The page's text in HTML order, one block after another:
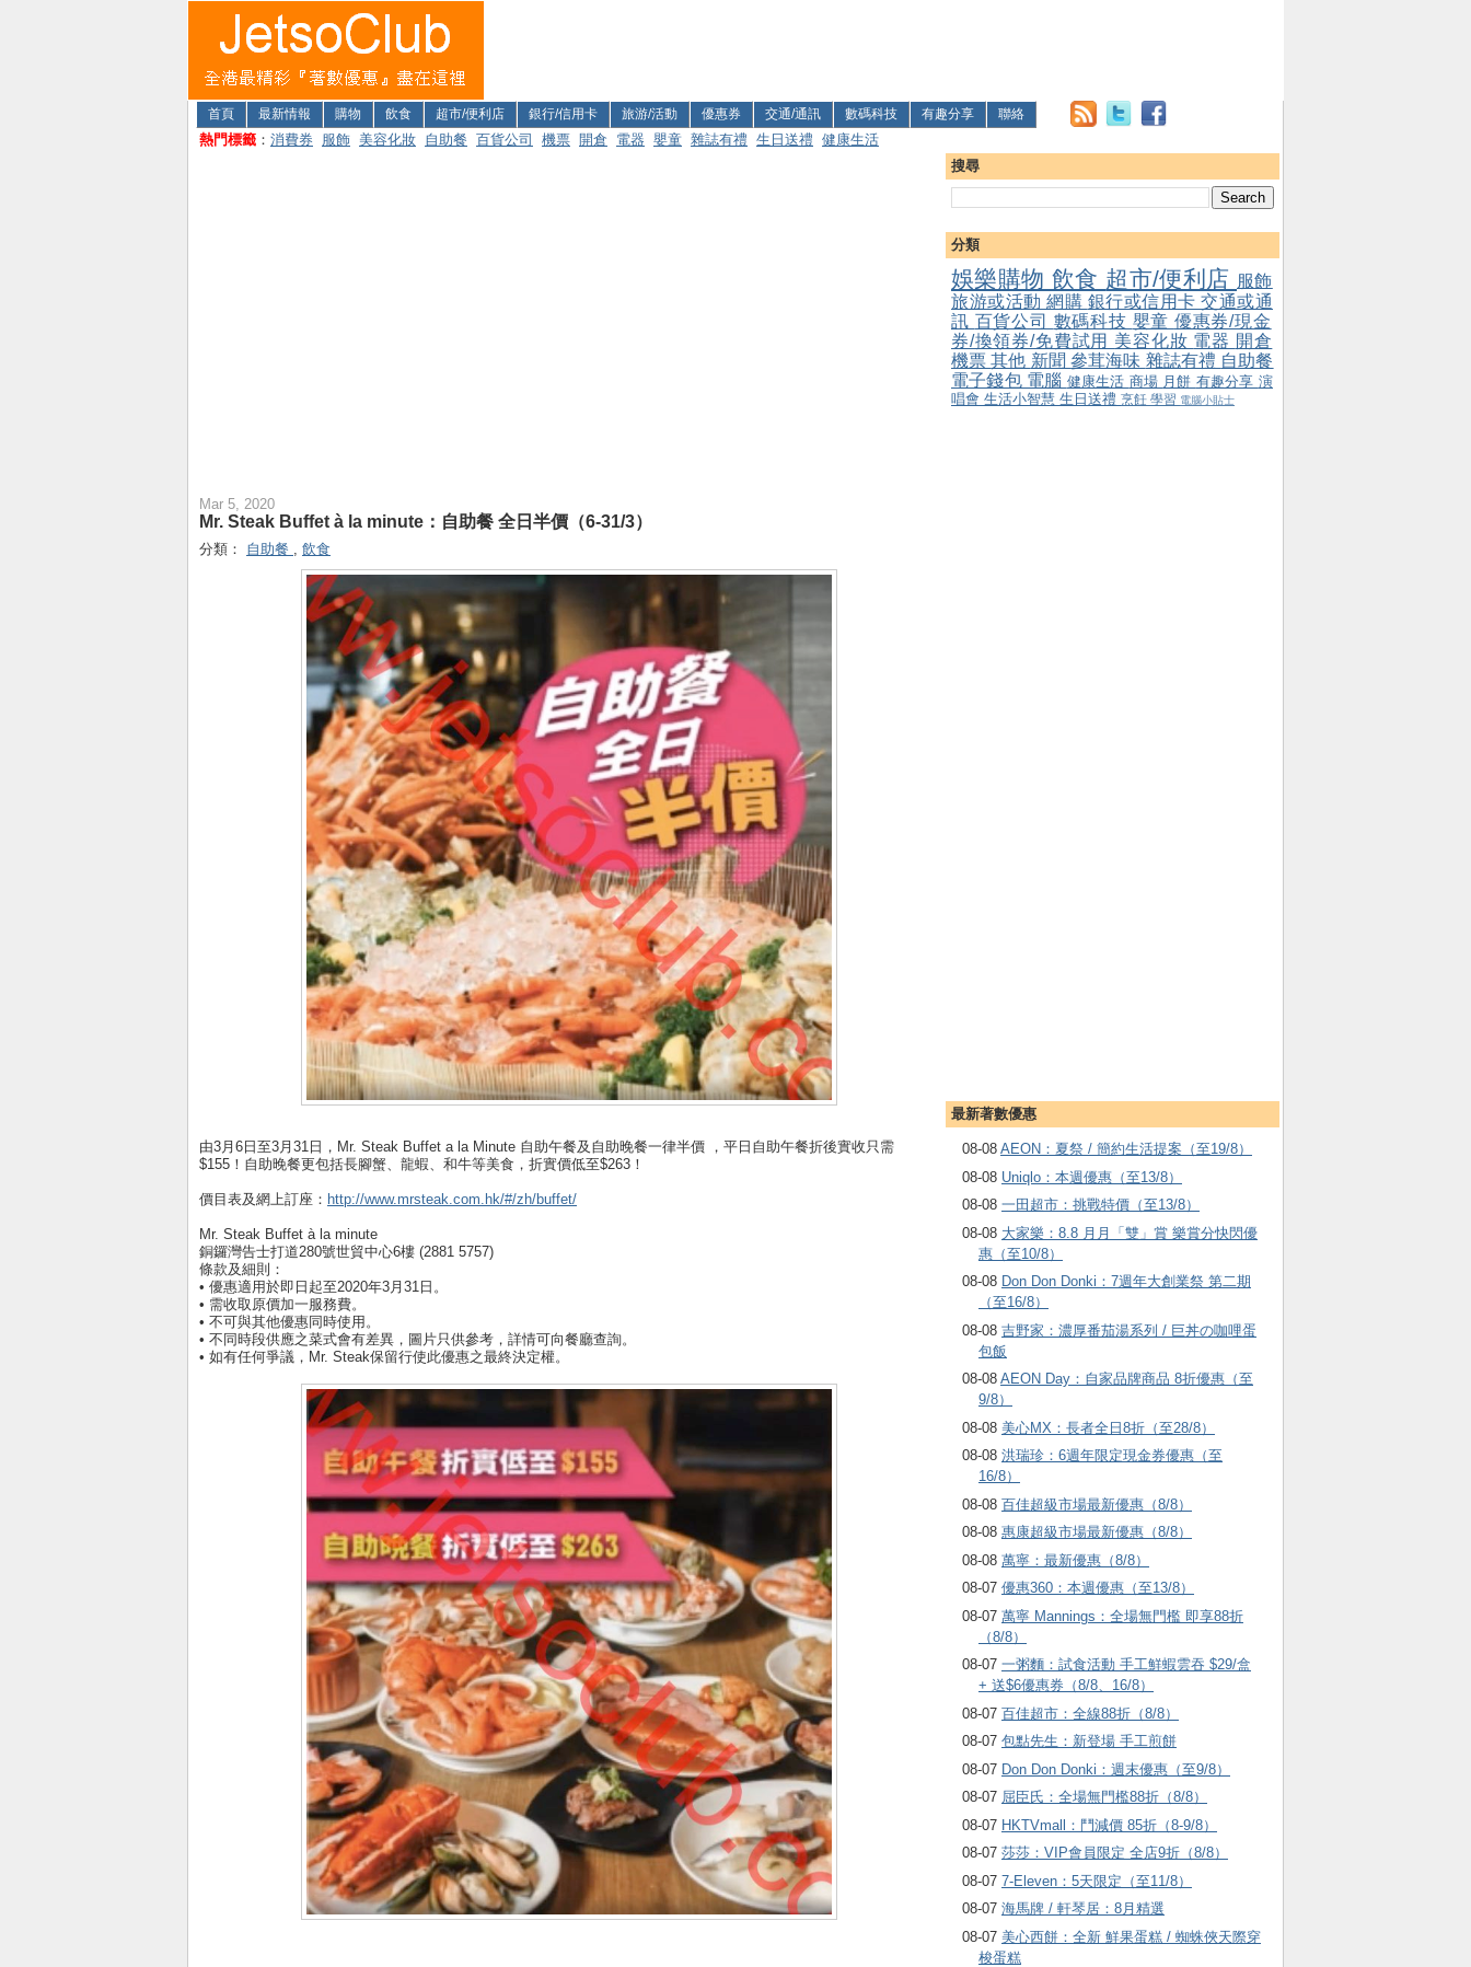
首頁 最新情報 購物 飲食 超市/便利店 銀行/信用卡 旅游/活動 優惠券 交通/通訊 數碼科技 有趣分享 聯絡
熱門標籤 ： 消費券 服飾 美容化妝 自助餐 百貨公司 機票 開倉 電器 嬰童 雜誌有禮 生日送禮 健康生活
搜尋
分類
娛樂購物 飲食 超市/便利店 服飾
旅游或活動 網購 銀行或信用卡 交通或通
訊 百貨公司 數碼科技 嬰童 優惠券/現金
券/換領券/免費試用 美容化妝 電器 開倉
機票其他 新聞參茸海味 雜誌有禮 自助餐
電子錢包 電腦 健康生活 商場 月餅 有趣分享 演
唱會 生活小智慧 生日送禮 烹飪 學習 電腦小貼士
最新著數優惠
08-08 AEON：夏祭 / 簡約生活提案（至19/8）
08-08 Uniqlo：本週優惠（至13/8）
08-08 一田超市：挑戰特價（至13/8）
08-08 大家樂：8.8 月月「雙」賞 樂賞分快閃優
惠（至10/8）
08-08 Don Don Donki：7週年大創業祭 第二期
（至16/8）
08-08 吉野家：濃厚番茄湯系列 / 巨丼の咖哩蛋
包飯
08-08 AEON Day：自家品牌商品 8折優惠（至
9/8）
08-08 美心MX：長者全日8折（至28/8）
08-08 洪瑞珍：6週年限定現金券優惠（至
16/8）
08-08 百佳超級市場最新優惠（8/8）
08-08 惠康超級市場最新優惠（8/8）
08-08 萬寧：最新優惠（8/8）
08-07 優惠360：本週優惠（至13/8）
08-07 萬寧 Mannings：全場無門檻 即享88折
（8/8）
08-07 一粥麵：試食活動 手工鮮蝦雲吞 $29/盒
+ 送$6優惠券（8/8、16/8）
08-07 百佳超市：全線88折（8/8）
08-07 包點先生：新登場 手工煎餅
08-07 Don Don Donki：週末優惠（至9/8）
08-07 屈臣氏：全場無門檻88折（8/8）
08-07 HKTVmall ：鬥減價 85折（8-9/8）
08-07 莎莎：VIP會員限定 全店9折（8/8）
08-07 7-Eleven：5天限定（至11/8）
08-07 海馬牌 / 軒琴居：8月精選
08-07 美心西餅：全新 鮮果蛋糕 / 蜘蛛俠天際穿
梭蛋糕
Mar 5, 2020
Mr. Steak Buffet à la minute：自助餐 全日半價（6-31/3）
分類： 自助餐 , 飲食
由3月6日至3月31日，Mr. Steak Buffet a la Minute 自助午餐及自助晚餐一律半價 ，平日自助午餐折後實收只需
$155！自助晚餐更包括長腳蟹、龍蝦、和牛等美食，折實價低至$263！
價目表及網上訂座： http://www.mrsteak.com.hk/#/zh/buffet/
Mr. Steak Buffet à la minute
銅鑼灣告士打道280號世貿中心6樓 (2881 5757)
條款及細則：
• 優惠適用於即日起至2020年3月31日。
• 需收取原價加一服務費。
• 不可與其他優惠同時使用。
• 不同時段供應之菜式會有差異，圖片只供參考，詳情可向餐廳查詢。
• 如有任何爭議，Mr. Steak保留行使此優惠之最終決定權。